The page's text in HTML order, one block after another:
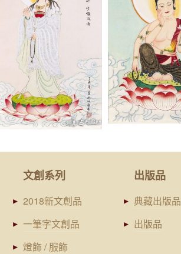
文創系列
2018新文創品
一筆字文創品
燈飾 / 服飾
出版品
典藏出版品
出版品